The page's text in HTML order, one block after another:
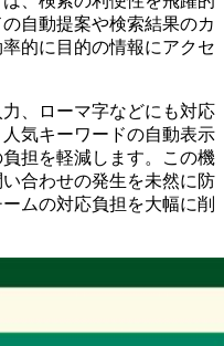
自動提案や検索結果のカ
的に目的の情報にアクセ
、ローマ字などにも対応
気キーワードの自動表示
担を軽減します。この機
合わせの発生を未然に防
ムの対応負担を大幅に削